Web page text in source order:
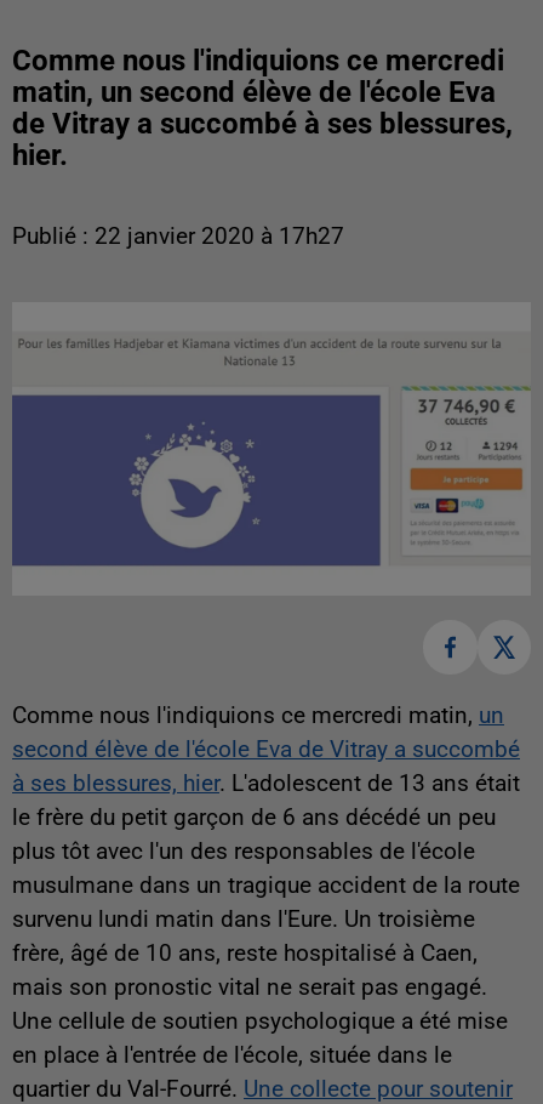
Comme nous l'indiquions ce mercredi
matin, un second élève de l'école Eva
de Vitray a succombé à ses blessures,
hier.
Publié : 22 janvier 2020 à 17h27
Comme nous l'indiquions ce mercredi matin, un
second élève de l'école Eva de Vitray a succombé
à ses blessures, hier. L'adolescent de 13 ans était
le frère du petit garçon de 6 ans décédé un peu
plus tôt avec l'un des responsables de l'école
musulmane dans un tragique accident de la route
survenu lundi matin dans l'Eure. Un troisième
frère, âgé de 10 ans, reste hospitalisé à Caen,
mais son pronostic vital ne serait pas engagé.
Une cellule de soutien psychologique a été mise
en place à l'entrée de l'école, située dans le
quartier du Val-Fourré. Une collecte pour soutenir